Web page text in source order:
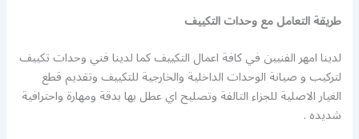
طريقة التعامل مع وحدات التكييف
لدينا امهر الفنيين في كافة اعمال التكييف كما لدينا فني وحدات تكييف
لتركيب و صيانة الوحدات الداخلية والخارجية للتكييف وتقديم قطع
الغيار الاصلية للجزاء التالفة وتصليح اي عطل بها بدقة ومهارة واحترافية
شديده .